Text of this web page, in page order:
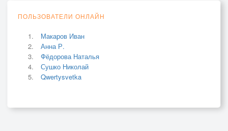
ПОЛЬЗОВАТЕЛИ ОНЛАЙН
Макаров Иван
Анна Р.
Фёдорова Наталья
Сушко Николай
Qwertysvetka